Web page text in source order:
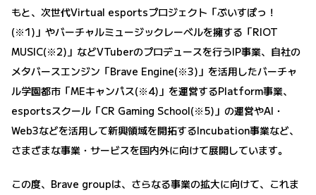
もと、次世代Virtual esportsプロジェクト「ぶいすぽっ！
(※1)」やバーチャルミュージックレーベルを擁する「RIOT
MUSIC(※2)」などVTuberのプロデュースを行うIP事業、自社の
メタバースエンジン「Brave Engine(※3)」を活用したバーチャ
ル学園都市「MEキャンパス(※4)」を運営するPlatform事業、
esportsスクール「CR Gaming School(※5)」の運営やAI・
Web3などを活用して新興領域を開拓するIncubation事業など、
さまざまな事業・サービスを国内外に向けて展開しています。
この度、Brave groupは、さらなる事業の拡大に向けて、これま